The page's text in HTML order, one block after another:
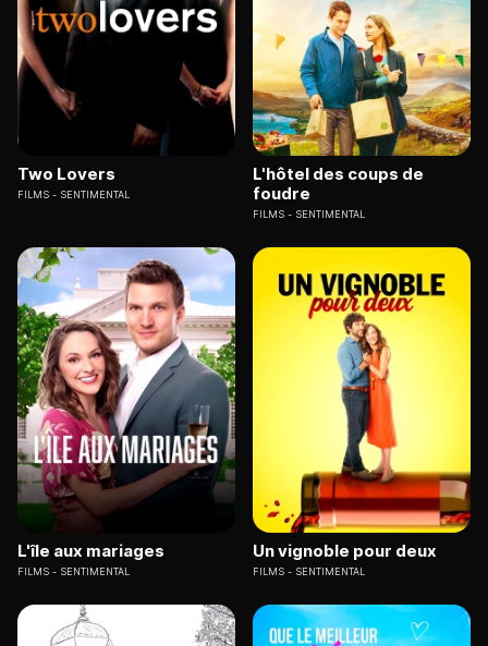
Two Lovers
FILMS SENTIMENTAL
L'hôtel des coups de
foudre
FILMS SENTIMENTAL
L'île aux mariages
FILMS SENTIMENTAL
Un vignoble pour deux
FILMS SENTIMENTAL